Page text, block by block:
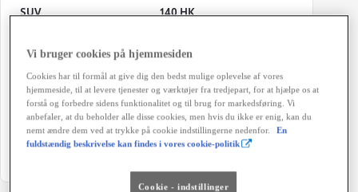
SUV
140 HK
113 g/km
Automatisk gearkasse
Døre
Farve
1K0 - Metal Stream
Grøn ejerafgift (årligt)
Vi bruger cookies på hjemmesiden
Cookies har til formål at give dig den bedst mulige oplevelse af vores
hjemmeside, til at levere tjenester og værktøjer fra tredjepart, for at hjælpe os at
forstå og forbedre sidens funktionalitet og til brug for markedsføring. Vi
anbefaler, at du beholder alle disse cookies, men hvis du ikke er enig, kan du
nemt ændre dem ved at trykke på cookie indstillingerne nedenfor.
En
fuldstændig beskrivelse kan findes i vores cookie-politik
Cookie - indstillinger